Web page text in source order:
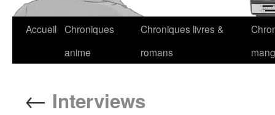
Accueil Chroniques
anime
Chroniques livres &
romans
← Interviews